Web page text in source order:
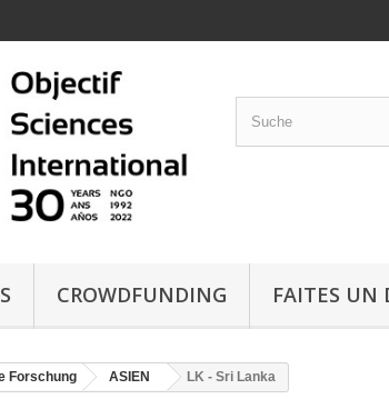
CROWDFUNDING FAITES UN
Forschung ASIEN LK - Sri Lanka